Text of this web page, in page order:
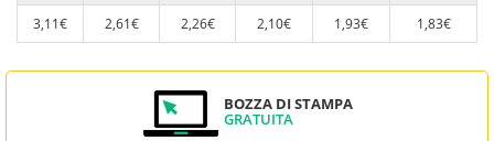
3,11€
2,61€ 2,26€ 2,10€ 1,93€ 1,83€
BOZZA DI STAMPA
GRATUITA